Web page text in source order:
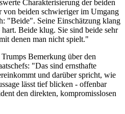
Charakterisierung der beiden
beiden schwieriger im Umgang
"Beide". Seine Einschätzung klang
Beide klug. Sie sind beide sehr
denen man nicht spielt."
Bemerkung über den
"Das sind ernsthafte
und darüber spricht, wie
lässt tief blicken - offenbar
den direkten, kompromisslosen